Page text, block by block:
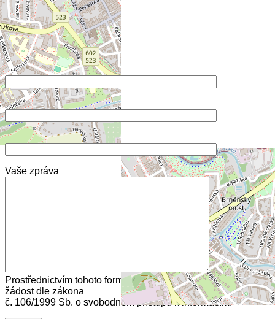
Máte dotaz?
Zeptejte se nás
Vaše jméno
Váš e-mail
Předmět
Vaše zpráva
Prostřednictvím tohoto formuláře nelze podat elektronickou
žádost dle zákona
č. 106/1999 Sb. o svobodném přístupu k informacím.